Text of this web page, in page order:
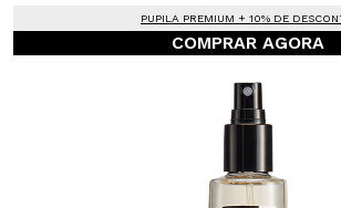
PUPILA PREMIUM + 10% DE
COMPRAR AGORA